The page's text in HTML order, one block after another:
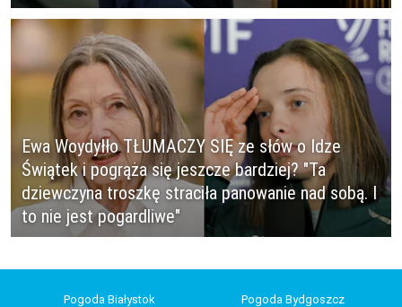
Ewa Woydyłło TŁUMACZY SIĘ ze słów o Idze
Świątek i pogrąża się jeszcze bardziej? "Ta
dziewczyna troszkę straciła panowanie nad sobą. I
to nie jest pogardliwe"
Pogoda Białystok Pogoda Bydgoszcz